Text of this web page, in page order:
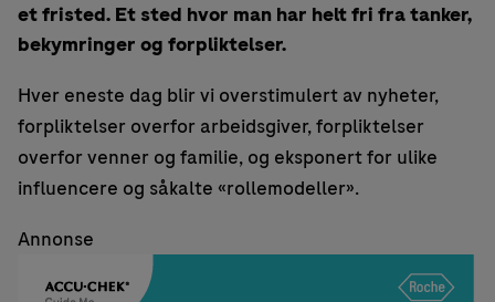
et fristed. Et sted hvor man har helt fri fra tanker,
bekymringer og forpliktelser.
Hver eneste dag blir vi overstimulert av nyheter,
forpliktelser overfor arbeidsgiver, forpliktelser
overfor venner og familie, og eksponert for ulike
influencere og såkalte «rollemodeller».
Annonse